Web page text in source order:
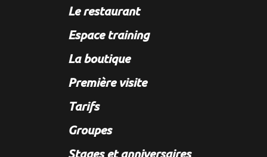
Le restaurant
Espace training
La boutique
Première visite
Tarifs
Groupes
Stages et anniversaires